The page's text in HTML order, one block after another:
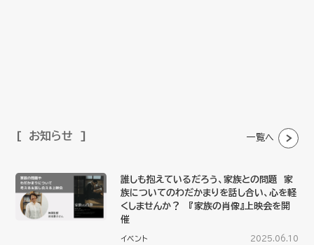
お知らせ 一覧へ
誰しも抱えているだろう、家族との問題 家
族についてのわだかまりを話し合い、心を軽
くしませんか？ 『家族の肖像』上映会を開
催
イベント 2025.06.10